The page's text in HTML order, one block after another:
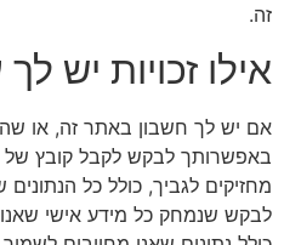
זה.
אילו זכויות יש
אם יש לך חשבון באתר זה, או
באפשרותך לבקש לקבל קובץ של
מחזיקים לגביך, כולל כל
לבקש שנמחק כל מידע אישי שאנו